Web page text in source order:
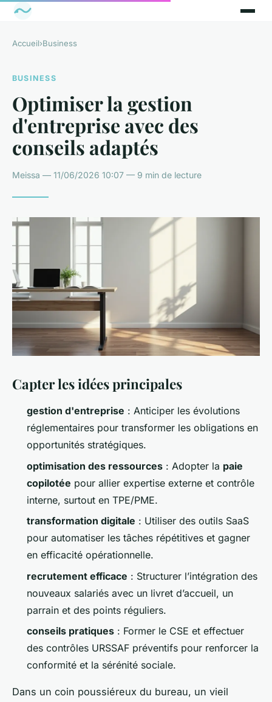
Accueil›Business
BUSINESS
Optimiser la gestion
d'entreprise avec des
conseils adaptés
Meissa — 11/06/2026 10:07 — 9 min de lecture
Capter les idées principales
gestion d'entreprise : Anticiper les évolutions
réglementaires pour transformer les obligations en
opportunités stratégiques.
optimisation des ressources : Adopter la paie
copilotée pour allier expertise externe et contrôle
interne, surtout en TPE/PME.
transformation digitale : Utiliser des outils SaaS
pour automatiser les tâches répétitives et gagner
en efficacité opérationnelle.
recrutement efficace : Structurer l’intégration des
nouveaux salariés avec un livret d’accueil, un
parrain et des points réguliers.
conseils pratiques : Former le CSE et effectuer
des contrôles URSSAF préventifs pour renforcer la
conformité et la sérénité sociale.
Dans un coin poussiéreux du bureau, un vieil